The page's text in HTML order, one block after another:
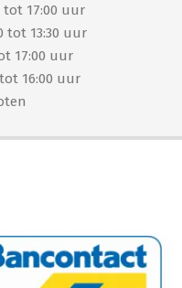
tot 17:00 uur
tot 13:30 uur
17:00 uur
16:00 uur